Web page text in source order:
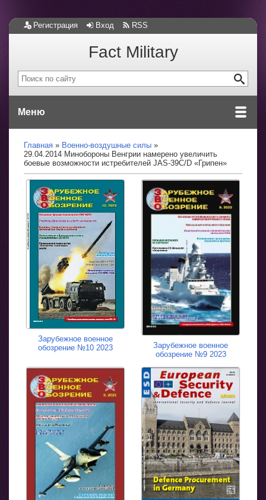
Регистрация Вход RSS
Fact Military
Меню
Главная
Военно-воздушные силы
29.04.2014 Минобороны Венгрии намерено увеличить
боевые возможности истребителей JAS-39C/D «Грипен»
Зарубежное военное
обозрение №10 2023
Зарубежное военное
обозрение №9 2023